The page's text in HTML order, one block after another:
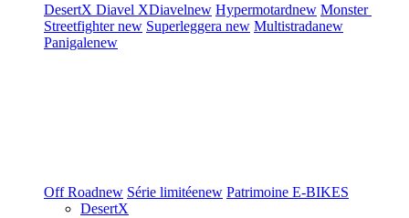
DesertX Diavel XDiavelnew Hypermotardnew Monster
Streetfighternew Superleggera new Multistradanew
Panigalenew
Off Roadnew Série limitéenew Patrimoine E-BIKES
DesertX